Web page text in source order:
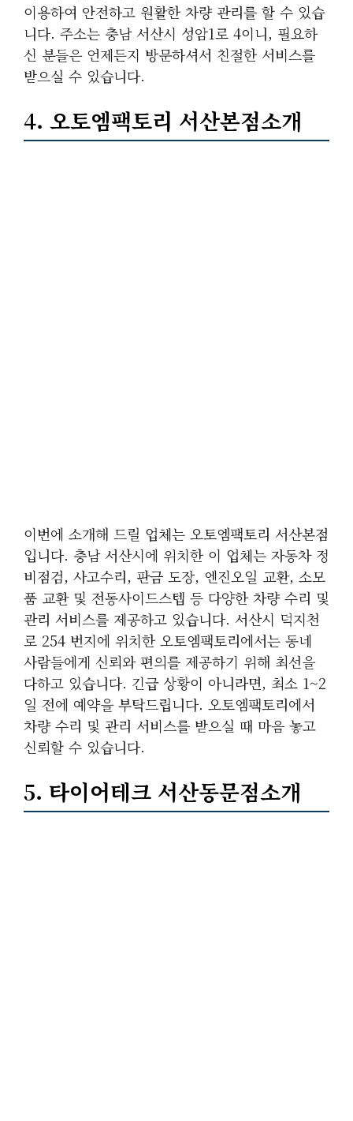
이용하여 안전하고 원활한 차량 관리를 할 수 있습
니다. 주소는 충남 서산시 성암1로 4이니, 필요하
신 분들은 언제든지 방문하셔서 친절한 서비스를
받으실 수 있습니다.
4. 오토엠팩토리 서산본점소개
이번에 소개해 드릴 업체는 오토엠팩토리 서산본점
입니다. 충남 서산시에 위치한 이 업체는 자동차 정
비점검, 사고수리, 판금 도장, 엔진오일 교환, 소모
품 교환 및 전동사이드스텝 등 다양한 차량 수리 및
관리 서비스를 제공하고 있습니다. 서산시 덕지천
로 254 번지에 위치한 오토엠팩토리에서는 동네
사람들에게 신뢰와 편의를 제공하기 위해 최선을
다하고 있습니다. 긴급 상황이 아니라면, 최소 1~2
일 전에 예약을 부탁드립니다. 오토엠팩토리에서
차량 수리 및 관리 서비스를 받으실 때 마음 놓고
신뢰할 수 있습니다.
5. 타이어테크 서산동문점소개